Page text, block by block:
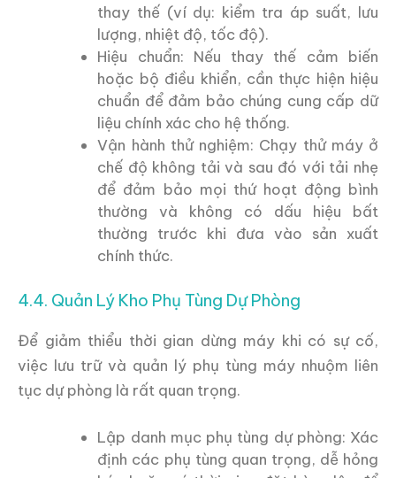
thay thế (ví dụ: kiểm tra áp suất, lưu
lượng, nhiệt độ, tốc độ).
Hiệu chuẩn: Nếu thay thế cảm biến
hoặc bộ điều khiển, cần thực hiện hiệu
chuẩn để đảm bảo chúng cung cấp dữ
liệu chính xác cho hệ thống.
Vận hành thử nghiệm: Chạy thử máy ở
chế độ không tải và sau đó với tải nhẹ
để đảm bảo mọi thứ hoạt động bình
thường và không có dấu hiệu bất
thường trước khi đưa vào sản xuất
chính thức.
4.4. Quản Lý Kho Phụ Tùng Dự Phòng
Để giảm thiểu thời gian dừng máy khi có sự cố,
việc lưu trữ và quản lý phụ tùng máy nhuộm liên
tục dự phòng là rất quan trọng.
Lập danh mục phụ tùng dự phòng: Xác
định các phụ tùng quan trọng, dễ hỏng